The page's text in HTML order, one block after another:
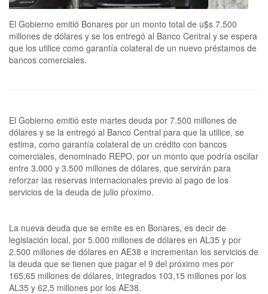
El Gobierno emitió Bonares por un monto total de u$s 7.500
millones de dólares y se los entregó al Banco Central y se espera
que los utilice como garantía colateral de un nuevo préstamos de
bancos comerciales.
El Gobierno emitió este martes deuda por 7.500 millones de
dólares y se la entregó al Banco Central para que la utilice, se
estima, como garantía colateral de un crédito con bancos
comerciales, denominado REPO, por un monto que podría oscilar
entre 3.000 y 3.500 millones de dólares, que servirán para
reforzar las reservas internacionales previo al pago de los
servicios de la deuda de julio pŕoximo.
La nueva deuda que se emite es en Bonares, es decir de
legislación local, por 5.000 millones de dólares en AL35 y por
2.500 millones de dólares en AE38 e incrementan los servicios de
la deuda que se tienen que pagar el 9 del próximo mes por
165,65 millones de dólares, integrados 103,15 millones por los
AL35 y 62,5 millones por los AE38.